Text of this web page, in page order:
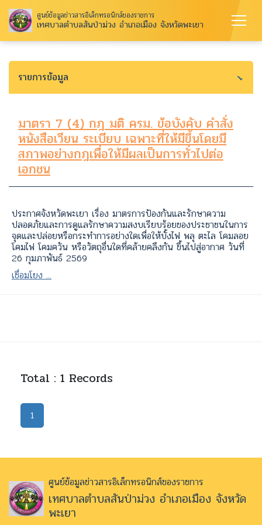
ศูนย์ข้อมูลข่าวสารอิเล็กทรอนิกส์ของราชการ
เทศบาลตำบลสันป่าม่วง อำเภอเมือง จังหวัดพะเยา
รายการข้อมูล
มาตรา 7 (4) กฎ มติ ครม. ข้อบังคับ คำสั่ง
หนังสือเวียน ระเบียบ เฉพาะที่ให้มีขึ้นโดยมี
สภาพอย่างกฎเพื่อให้มีผลเป็นการทั่วไปต่อ
เอกชน
ประกาศจังหวัดพะเยา เรื่อง มาตรการป้องกันและรักษาความ
ปลอดภัยและการดูแลรักษาความสงบเรียบร้อยของประชาชนในการ
จุดและปล่อยหรือกระทำการอย่างใดเพื่อให้บั้งไฟ พลุ ตะไล โคมลอย
โคมไฟ โคมควัน หรือวัตถุอื่นใดที่คล้ายคลึงกัน ขึ้นไปสู่อากาศ วันที่
26 กุมภาพันธ์ 2569
เชื่อมโยง ...
Total : 1 Records
1
ศูนย์ข้อมูลข่าวสารอิเล็กทรอนิกส์ของราชการ
เทศบาลตำบลสันป่าม่วง อำเภอเมือง จังหวัด
พะเยา